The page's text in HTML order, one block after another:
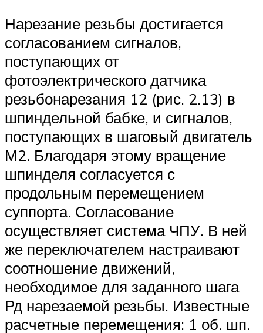
Нарезание резьбы достигается
согласованием сигналов,
поступающих от
фотоэлектрического датчика
резьбонарезания 12 (рис. 2.13) в
шпиндельной бабке, и сигналов,
поступающих в шаговый двигатель
М2. Благодаря этому вращение
шпинделя согласуется с
продольным перемещением
суппорта. Согласование
осуществляет система ЧПУ. В ней
же переключателем настраивают
соотношение движений,
необходимое для заданного шага
Рд нарезаемой резьбы. Известные
расчетные перемещения: 1 об. шп.